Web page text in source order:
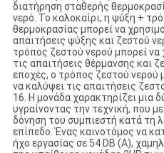
διατήρηση σταθερής
νερό. Το καλοκαίρι, η ψύξη +
θερμοκρασίας μπορεί να
απαιτήσεις ψύξης και ζεστού
τρόπος ζεστού νερού μπορεί να
τις απαιτήσεις θέρμανσης και
εποχές, ο τρόπος ζεστού νερού
να καλύψει τις απαιτήσεις
16. Η μονάδα χαρακτηρίζει μια
υγραίνοντας την τεχνική, που
δόνηση του συμπιεστή κατά τη
επίπεδο. Ένας καινοτόμος να
ήχο εργασίας σε 54 DB (Α),